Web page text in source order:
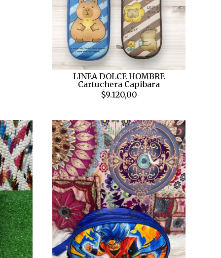
LINEA DOLCE HOMBRE
Cartuchera Capibara
$9.120,00